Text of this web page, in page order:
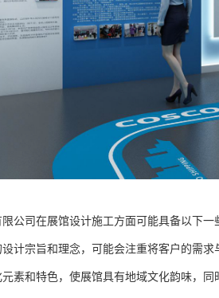
公司在展馆设计施工方面可能具备以下一
计宗旨和理念，可能会注重将客户的需
素和特色，使展馆具有地域文化韵味，